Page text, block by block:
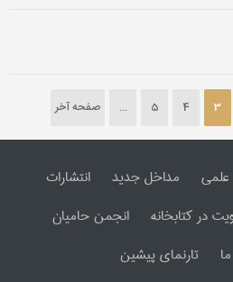
3
4
5
... صفحه آخر
مداخل جدید
انتشارات
در کتابخانه
انجمن حامیان
تارنمای پیشین